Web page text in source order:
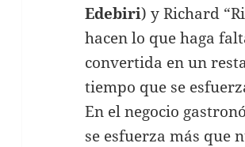
Edebiri) y Richard
hacen lo que haga
convertida en un
tiempo que se
En el negocio
se esfuerza más que